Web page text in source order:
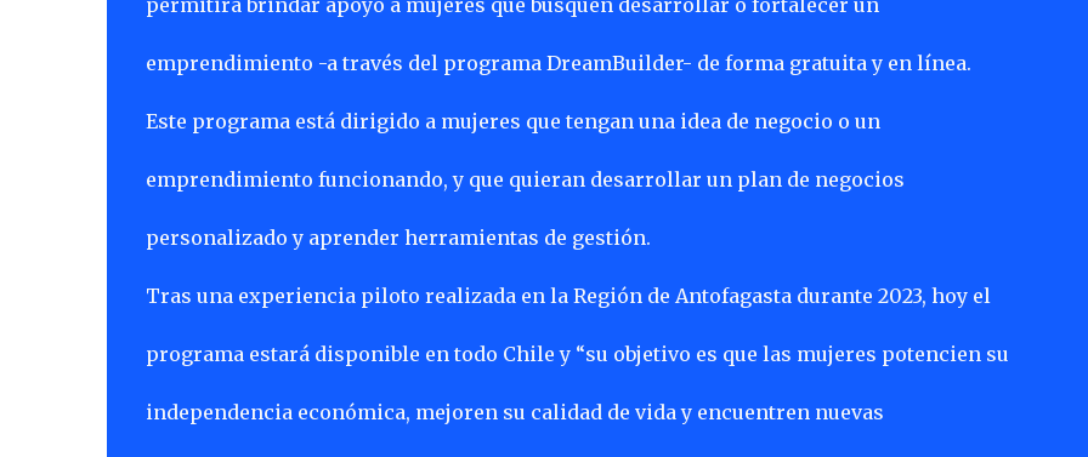
permitirá brindar apoyo a mujeres que busquen desarrollar o fortalecer un
emprendimiento -a través del programa DreamBuilder- de forma gratuita y en línea.
Este programa está dirigido a mujeres que tengan una idea de negocio o un
emprendimiento funcionando, y que quieran desarrollar un plan de negocios
personalizado y aprender herramientas de gestión.
Tras una experiencia piloto realizada en la Región de Antofagasta durante 2023, hoy el
programa estará disponible en todo Chile y “su objetivo es que las mujeres potencien su
independencia económica, mejoren su calidad de vida y encuentren nuevas